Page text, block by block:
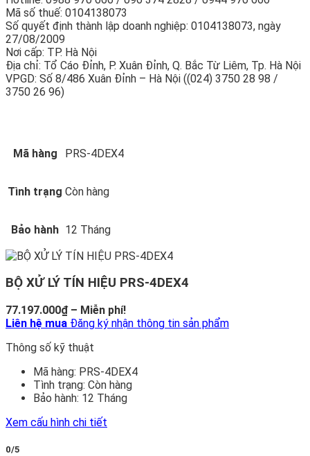
Mã số thuế: 0104138073
Số quyết định thành lập doanh nghiệp: 0104138073, ngày
27/08/2009
Nơi cấp: TP. Hà Nội
Địa chỉ: Tổ Cáo Đỉnh, P. Xuân Đỉnh, Q. Bắc Từ Liêm, Tp. Hà Nội
VPGD: Số 8/486 Xuân Đỉnh – Hà Nội ((024) 3750 28 98 /
3750 26 96)
Mã hàng PRS-4DEX4
Tình trạng Còn hàng
Bảo hành 12 Tháng
BỘ XỬ LÝ TÍN HIỆU PRS-4DEX4
77.197.000₫ – Miễn phí!Khoảng
giá:
Miễn
phí!
Liên hệ mua Đăng ký nhận thông tin sản phẩm
Thông số kỹ thuật
Mã hàng: PRS-4DEX4
Tình trạng: Còn hàng
Bảo hành: 12 Tháng
Xem cấu hình chi tiết
0/5